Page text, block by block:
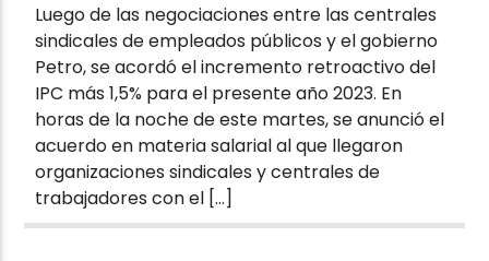
Luego de las negociaciones entre las centrales
sindicales de empleados públicos y el gobierno
Petro, se acordó el incremento retroactivo del
IPC más 1,5% para el presente año 2023. En
horas de la noche de este martes, se anunció el
acuerdo en materia salarial al que llegaron
organizaciones sindicales y centrales de
trabajadores con el […]